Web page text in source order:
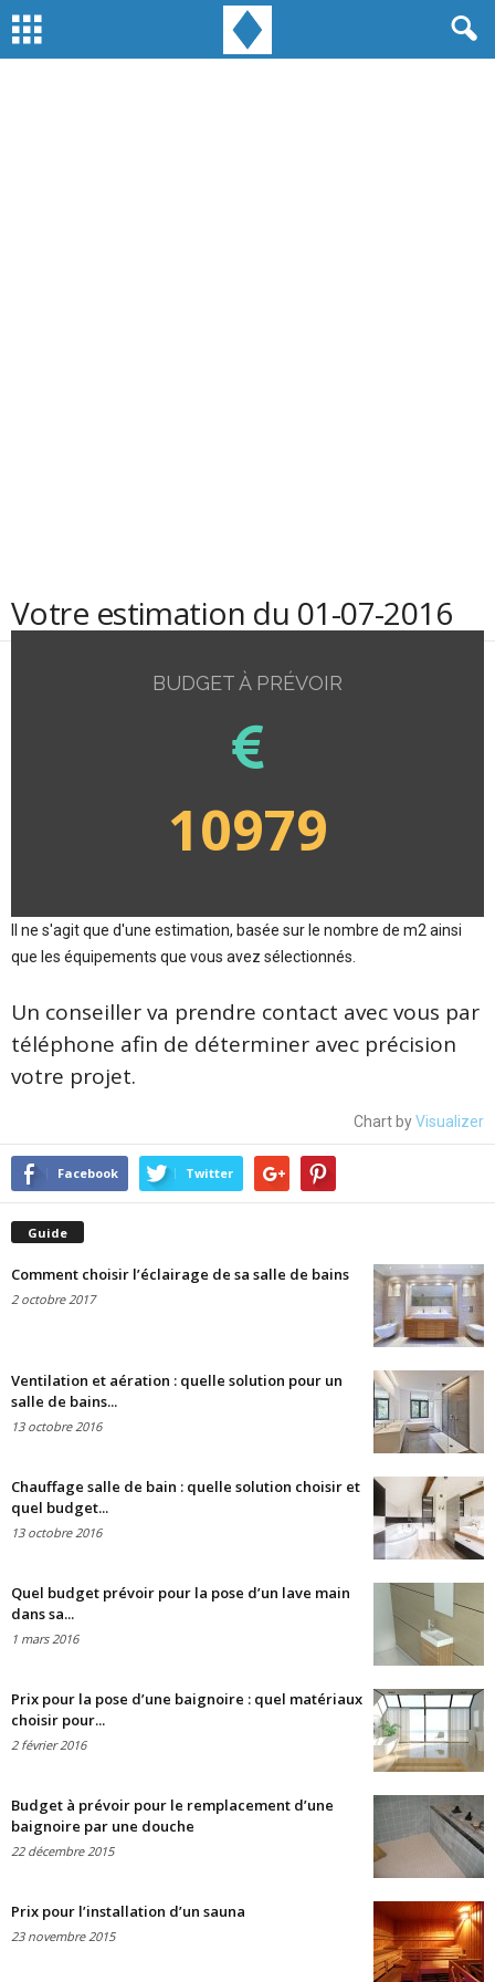
Votre estimation du 01-07-2016
BUDGET À PRÉVOIR
10979
Il ne s'agit que d'une estimation, basée sur le nombre de m2 ainsi
que les équipements que vous avez sélectionnés.
Un conseiller va prendre contact avec vous par
téléphone afin de déterminer avec précision
votre projet.
Chart byVisualizer
Facebook Twitter
Guide
Comment choisir l’éclairage de sa salle de bains
2 octobre 2017
Ventilation et aération : quelle solution pour un
salle de bains...
13 octobre 2016
Chauffage salle de bain : quelle solution choisir et
quel budget...
13 octobre 2016
Quel budget prévoir pour la pose d’un lave main
dans sa...
1 mars 2016
Prix pour la pose d’une baignoire : quel matériaux
choisir pour...
2 février 2016
Budget à prévoir pour le remplacement d’une
baignoire par une douche
22 décembre 2015
Prix pour l’installation d’un sauna
23 novembre 2015